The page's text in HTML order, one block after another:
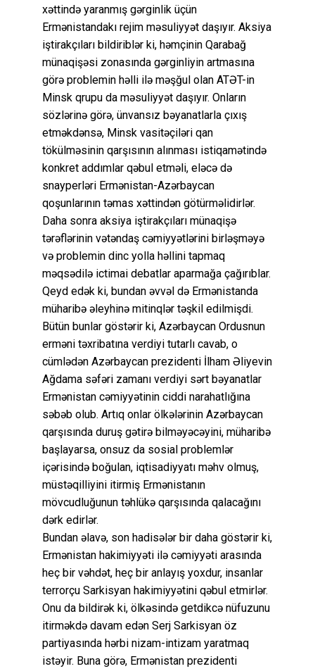
xəttində yaranmış gərginlik üçün
Ermənistandakı rejim məsuliyyət daşıyır. Aksiya
iştirakçıları bildiriblər ki, həmçinin Qarabağ
münaqişəsi zonasında gərginliyin artmasına
görə problemin həlli ilə məşğul olan ATƏT-in
Minsk qrupu da məsuliyyət daşıyır. Onların
sözlərinə görə, ünvansız bəyanatlarla çıxış
etməkdənsə, Minsk vasitəçiləri qan
tökülməsinin qarşısının alınması istiqamətində
konkret addımlar qəbul etməli, eləcə də
snayperləri Ermənistan-Azərbaycan
qoşunlarının təmas xəttindən götürməlidirlər.
Daha sonra aksiya iştirakçıları münaqişə
tərəflərinin vətəndaş cəmiyyətlərini birləşməyə
və problemin dinc yolla həllini tapmaq
məqsədilə ictimai debatlar aparmağa çağırıblar.
Qeyd edək ki, bundan əvvəl də Ermənistanda
müharibə əleyhinə mitinqlər təşkil edilmişdi.
Bütün bunlar göstərir ki, Azərbaycan Ordusnun
erməni təxribatına verdiyi tutarlı cavab, o
cümlədən Azərbaycan prezidenti İlham Əliyevin
Ağdama səfəri zamanı verdiyi sərt bəyanatlar
Ermənistan cəmiyyətinin ciddi narahatlığına
səbəb olub. Artıq onlar ölkələrinin Azərbaycan
qarşısında duruş gətirə bilməyəcəyini, müharibə
başlayarsa, onsuz da sosial problemlər
içərisində boğulan, iqtisadiyyatı məhv olmuş,
müstəqilliyini itirmiş Ermənistanın
mövcudluğunun təhlükə qarşısında qalacağını
dərk edirlər.
Bundan əlavə, son hadisələr bir daha göstərir ki,
Ermənistan hakimiyyəti ilə cəmiyyəti arasında
heç bir vəhdət, heç bir anlayış yoxdur, insanlar
terrorçu Sarkisyan hakimiyyətini qəbul etmirlər.
Onu da bildirək ki, ölkəsində getdikcə nüfuzunu
itirməkdə davam edən Serj Sarkisyan öz
partiyasında hərbi nizam-intizam yaratmaq
istəyir. Buna görə, Ermənistan prezidenti